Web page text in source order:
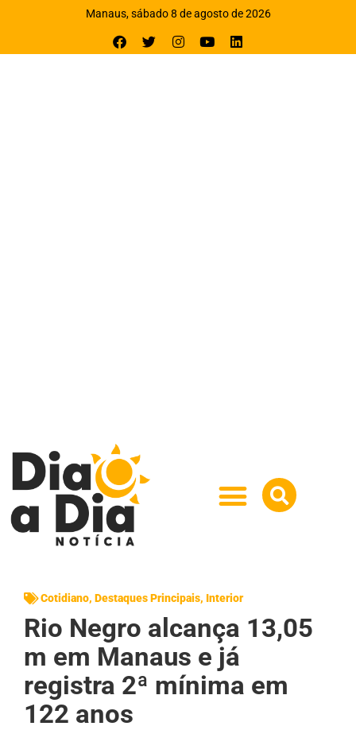
Manaus, sábado 8 de agosto de 2026
Cotidiano, Destaques Principais, Interior
Rio Negro alcança 13,05
m em Manaus e já
registra 2ª mínima em
122 anos